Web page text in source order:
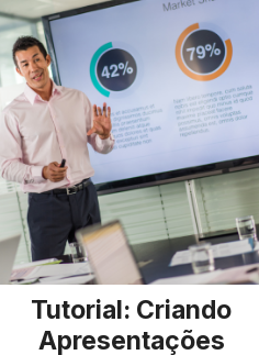
Tutorial: Criando
Apresentações